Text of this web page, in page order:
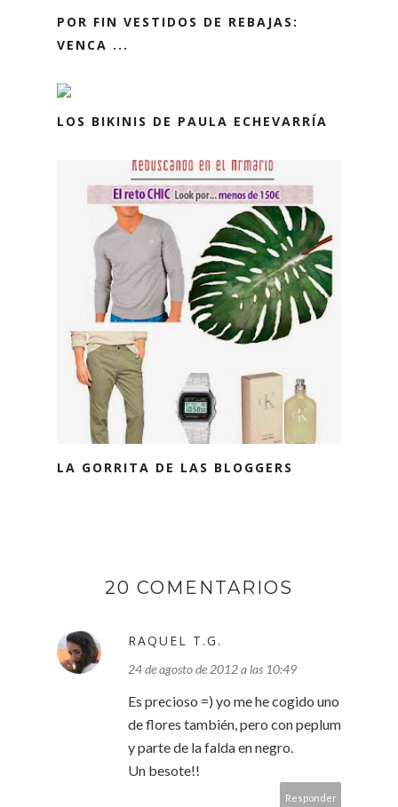
POR FIN VESTIDOS DE REBAJAS:
VENCA ...
LOS BIKINIS DE PAULA ECHEVARRÍA
LA GORRITA DE LAS BLOGGERS
20 COMENTARIOS
RAQUEL T.G.
24 de agosto de 2012 a las 10:49
Es precioso =) yo me he cogido uno
de flores también, pero con peplum
y parte de la falda en negro.
Un besote!!
Responder